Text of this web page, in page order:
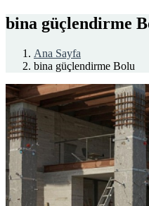
bina güçlendirme
Ana Sayfa
bina güçlendirme Bolu